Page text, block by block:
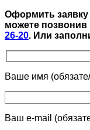
Оформить
можете
26-20. Или
Ваше имя
Ваш e-mail